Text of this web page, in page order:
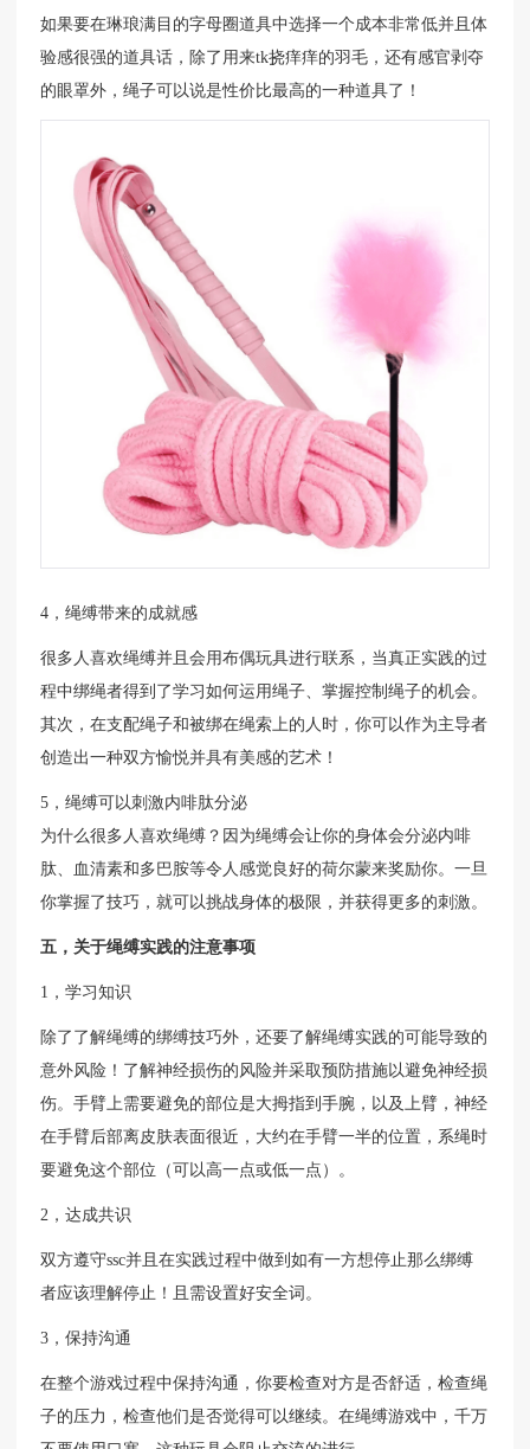
如果要在琳琅满目的字母圈道具中选择一个成本非常低并且体
验感很强的道具话，除了用来tk挠痒痒的羽毛，还有感官剥夺
的眼罩外，绳子可以说是性价比最高的一种道具了！
4，绳缚带来的成就感
很多人喜欢绳缚并且会用布偶玩具进行联系，当真正实践的过
程中绑绳者得到了学习如何运用绳子、掌握控制绳子的机会。
其次，在支配绳子和被绑在绳索上的人时，你可以作为主导者
创造出一种双方愉悦并具有美感的艺术！
5，绳缚可以刺激内啡肽分泌
为什么很多人喜欢绳缚？因为绳缚会让你的身体会分泌内啡
肽、血清素和多巴胺等令人感觉良好的荷尔蒙来奖励你。一旦
你掌握了技巧，就可以挑战身体的极限，并获得更多的刺激。
五，关于绳缚实践的注意事项
1，学习知识
除了了解绳缚的绑缚技巧外，还要了解绳缚实践的可能导致的
意外风险！了解神经损伤的风险并采取预防措施以避免神经损
伤。手臂上需要避免的部位是大拇指到手腕，以及上臂，神经
在手臂后部离皮肤表面很近，大约在手臂一半的位置，系绳时
要避免这个部位（可以高一点或低一点）。
2，达成共识
双方遵守ssc并且在实践过程中做到如有一方想停止那么绑缚
者应该理解停止！且需设置好安全词。
3，保持沟通
在整个游戏过程中保持沟通，你要检查对方是否舒适，检查绳
子的压力，检查他们是否觉得可以继续。在绳缚游戏中，千万